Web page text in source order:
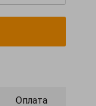
Оплата